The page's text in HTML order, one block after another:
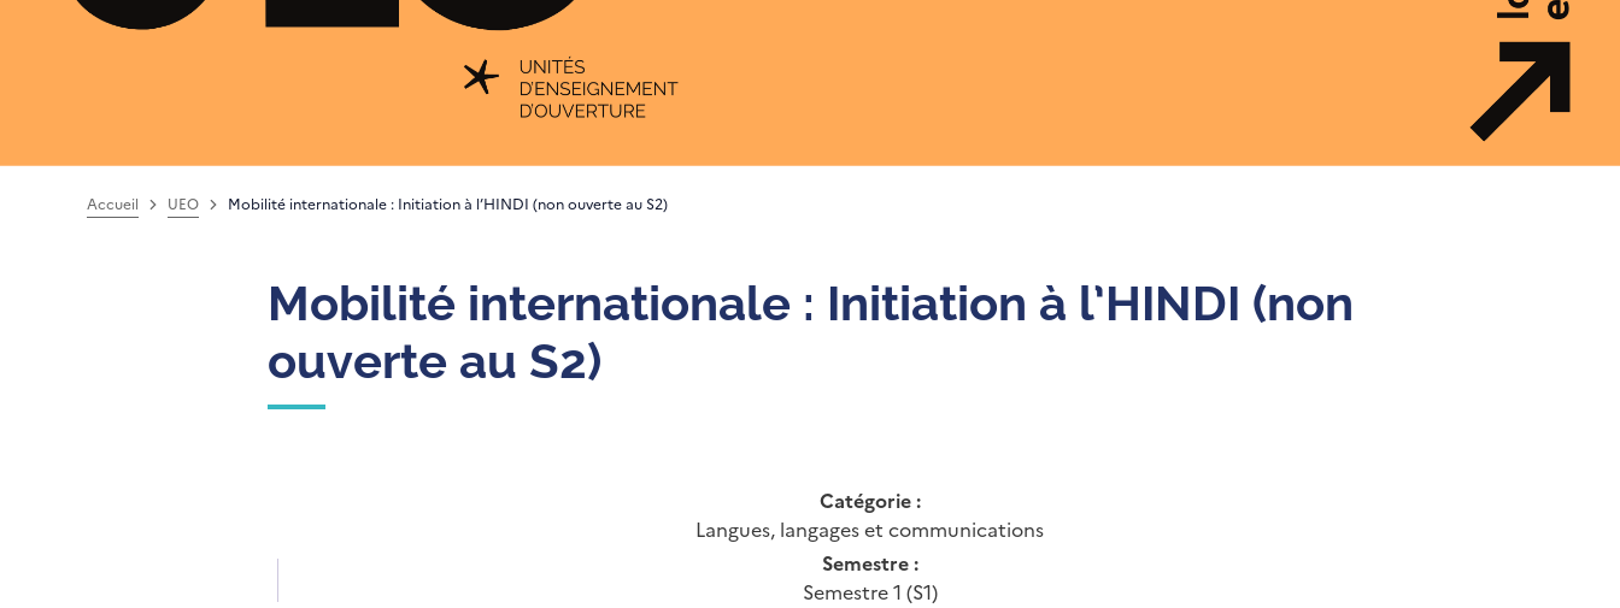
Accueil UEO Mobilité internationale : Initiation à l’HINDI (non ouverte au S2)
Mobilité internationale : Initiation à l’HINDI (non
ouverte au S2)
Catégorie :
Langues, langages et communications
Semestre :
Semestre 1 (S1)